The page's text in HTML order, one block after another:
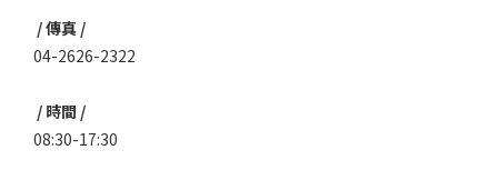
/ 傳真 /
04-2626-2322
/ 時間 /
08:30-17:30